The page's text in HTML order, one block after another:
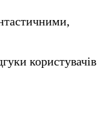
користувачів